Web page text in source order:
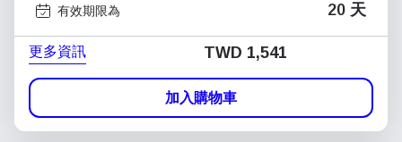
有效期限為 20 天
更多資訊 TWD 1,541
加入購物車